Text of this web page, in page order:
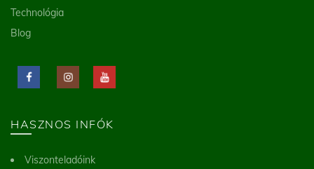
Technológia
Blog
HASZNOS INFÓK
Viszonteladóink